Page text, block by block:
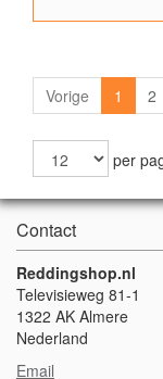
Vorige 1 2
per
Contact
Reddingshop.nl
Televisieweg 81-1
1322 AK Almere
Nederland
Email